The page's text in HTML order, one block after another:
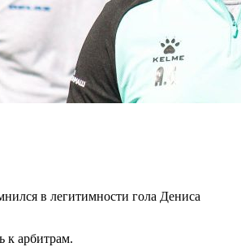
в легитимности гола Дениса
к арбитрам.